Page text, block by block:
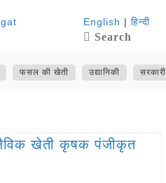
English | हिन्दी
Search
फसल की खेती उद्यानिकी